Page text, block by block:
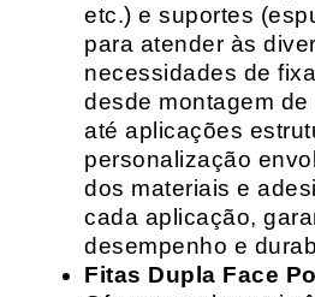
etc.) e suportes
para atender às
necessidades de
desde montagem
até aplicações
personalização
dos materiais e
cada aplicação,
desempenho e
Fitas Dupla Face